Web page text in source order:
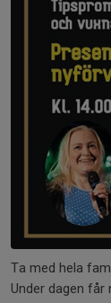
Ta med hela
Under dagen får